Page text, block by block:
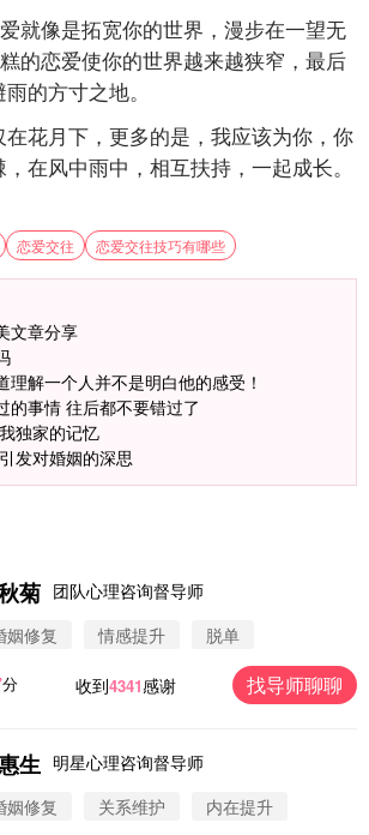
就像是拓宽你的世界，漫步在一望无
的恋爱使你的世界越来越狭窄，最后
的方寸之地。
花月下，更多的是，我应该为你，你
在风中雨中，相互扶持，一起成长。
恋爱交往 恋爱交往技巧有哪些
文章分享
理解一个人并不是明白他的感受！
的事情 往后都不要错过了
独家的记忆
发对婚姻的深思
菊 团队心理咨询督导师
姻修复
情感提升 脱单
分 收到4341感谢 找导师聊聊
生 明星心理咨询督导师
姻修复
关系维护 内在提升
微信用户 圆圈 通过此页面咨询，已获得专属情感方
案